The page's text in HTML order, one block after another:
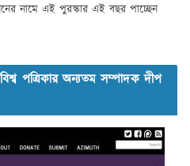
নামে এই পুরস্কার এই বছর পাচ্ছেন
পত্রিকার অন্যতম সম্পাদক দীপ